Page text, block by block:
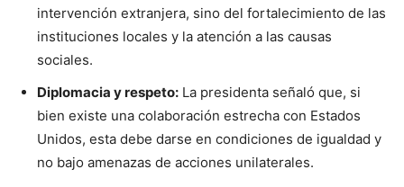
intervención extranjera, sino del fortalecimiento de las
instituciones locales y la atención a las causas
sociales.
Diplomacia y respeto: La presidenta señaló que, si
bien existe una colaboración estrecha con Estados
Unidos, esta debe darse en condiciones de igualdad y
no bajo amenazas de acciones unilaterales.